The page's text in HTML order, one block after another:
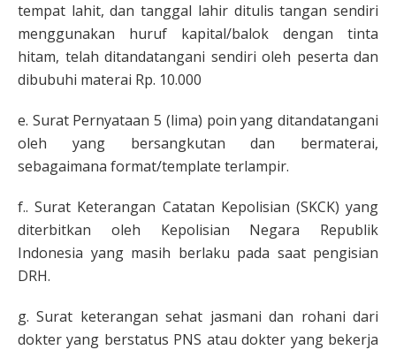
tempat lahit, dan tanggal lahir ditulis tangan sendiri
menggunakan huruf kapital/balok dengan tinta
hitam, telah ditandatangani sendiri oleh peserta dan
dibubuhi materai Rp. 10.000
e. Surat Pernyataan 5 (lima) poin yang ditandatangani
oleh yang bersangkutan dan bermaterai,
sebagaimana format/template terlampir.
f.. Surat Keterangan Catatan Kepolisian (SKCK) yang
diterbitkan oleh Kepolisian Negara Republik
Indonesia yang masih berlaku pada saat pengisian
DRH.
g. Surat keterangan sehat jasmani dan rohani dari
dokter yang berstatus PNS atau dokter yang bekerja